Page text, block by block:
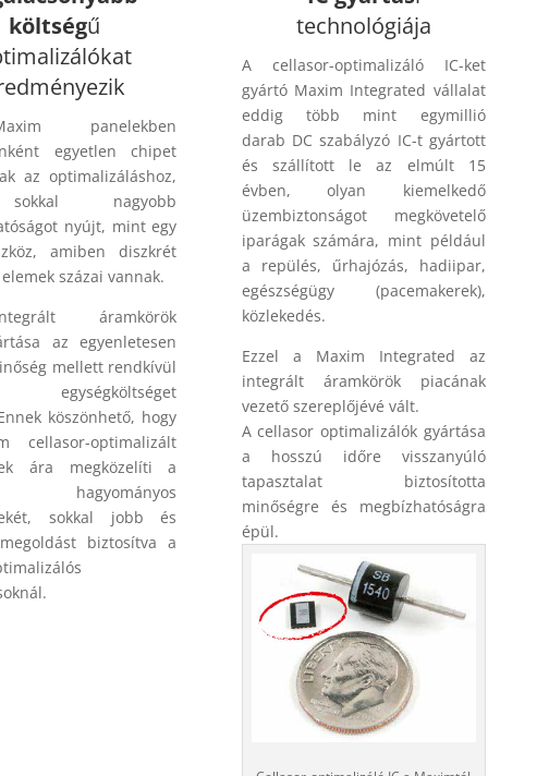
költségű
panelekben
egyetlen chipet
az optimalizáláshoz,
nagyobb
nyújt, mint egy
amiben diszkrét
százai vannak.
áramkörök
az egyenletesen
mellett rendkívül
egységköltséget
köszönhető, hogy
cellasor-optimalizált
ára megközelíti a
hagyományos
sokkal jobb és
biztosítva a
technológiája
A cellasor-optimalizáló IC-ket
gyártó Maxim Integrated vállalat
eddig több mint egymillió
darab DC szabályzó IC-t gyártott
és szállított le az elmúlt 15
évben, olyan kiemelkedő
üzembiztonságot megkövetelő
iparágak számára, mint például
a repülés, űrhajózás, hadiipar,
egészségügy (pacemakerek),
közlekedés.
Ezzel a Maxim Integrated az
integrált áramkörök piacának
vezető szereplőjévé vált.
A cellasor optimalizálók gyártása
a hosszú időre visszanyúló
tapasztalat biztosította
minőségre és megbízhatóságra
épül.